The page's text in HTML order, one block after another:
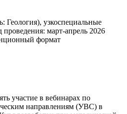
узкоспециальные
март-апрель 2026
формат
участие в вебинарах по
направлениям (УВС) в